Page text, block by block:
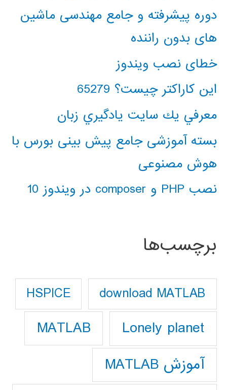
دوره پیشرفته و جامع مهندسی ماشین
های بدون راننده
خطای نصب ویندوز
این کاراکتر چیست؟ 65279
معرفي يك سايت يادگيري زبان
بسته آموزشی جامع پیش بینی بورس با
هوش مصنوعی
نصب PHP و composer در ویندوز 10
برچسب‌ها
download MATLAB
HSPICE
Lonely planet
MATLAB
آموزش MATLAB